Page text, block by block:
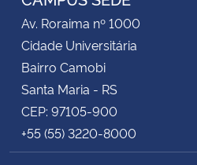
Av. Roraima nº 1000
Cidade Universitária
Bairro Camobi
Santa Maria - RS
CEP: 97105-900
+55 (55) 3220-8000